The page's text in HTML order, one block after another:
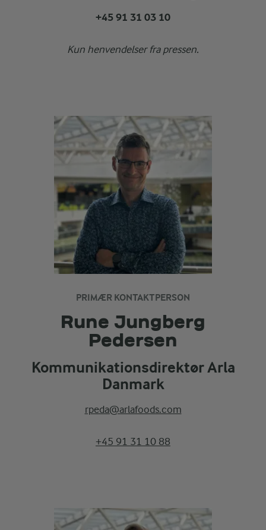
+45 91 31 03 10
Kun henvendelser fra pressen.
PRIMÆR KONTAKTPERSON
Rune Jungberg
Pedersen
Kommunikationsdirektør Arla
Danmark
rpeda@arlafoods.com
+45 91 31 10 88